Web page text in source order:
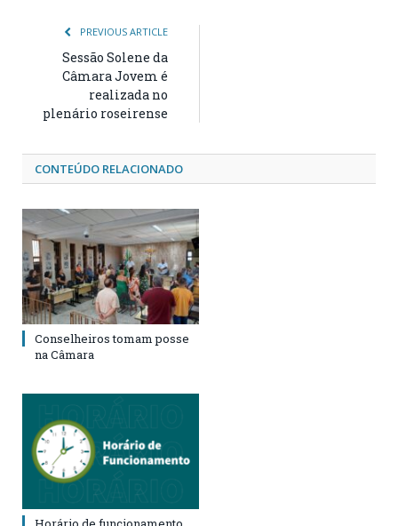
PREVIOUS ARTICLE
Sessão Solene da
Câmara Jovem é
realizada no
plenário roseirense
CONTEÚDO RELACIONADO
Conselheiros tomam posse
na Câmara